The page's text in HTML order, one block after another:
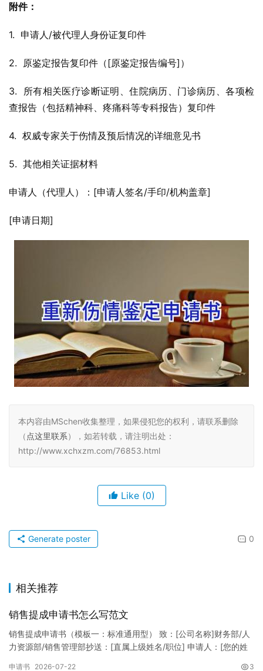
附件：
1.  申请人/被代理人身份证复印件
2.  原鉴定报告复印件（[原鉴定报告编号]）
3.  所有相关医疗诊断证明、住院病历、门诊病历、各项检
查报告（包括精神科、疼痛科等专科报告）复印件
4.  权威专家关于伤情及预后情况的详细意见书
5.  其他相关证据材料
申请人（代理人）：[申请人签名/手印/机构盖章]
[申请日期]
本内容由MSchen收集整理，如果侵犯您的权利，请联系删除
（ 点这里联系），如若转载，请注明出处：
http://www.xchxzm.com/76853.html
Like (0)
0
Generate poster
相关推荐
销售提成申请书怎么写范文
销售提成申请书（模板一：标准通用型） 致：[公司名称]财务部/人
力资源部/销售管理部抄送：[直属上级姓名/职位] 申请人：[您的姓
申请书 2026-07-22 3